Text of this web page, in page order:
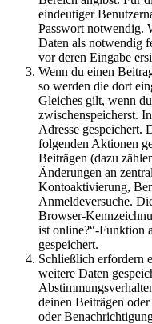
eindeutiger
Passwort notwendig.
Daten als notwendig
vor deren Eingabe
Wenn du einen
so werden die dort
Gleiches gilt, wenn
zwischenspeicherst.
Adresse gespeichert.
folgenden Aktionen
Beiträgen (dazu
Änderungen an
Kontoaktivierung,
Anmeldeversuche.
Browser-
ist online?“-Funktion
gespeichert.
Schließlich erfordern
weitere Daten
deinen Beiträgen
oder